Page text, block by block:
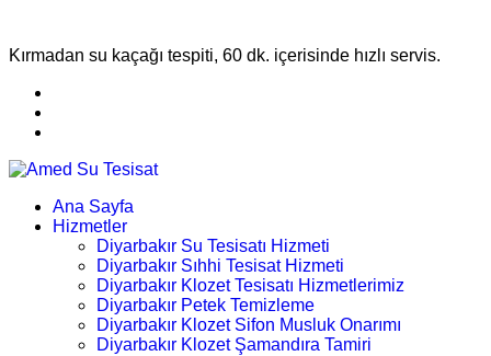
Kırmadan su kaçağı tespiti, 60 dk. içerisinde hızlı servis.
Ana Sayfa
Hizmetler
Diyarbakır Su Tesisatı Hizmeti
Diyarbakır Sıhhi Tesisat Hizmeti
Diyarbakır Klozet Tesisatı Hizmetlerimiz
Diyarbakır Petek Temizleme
Diyarbakır Klozet Sifon Musluk Onarımı
Diyarbakır Klozet Şamandıra Tamiri